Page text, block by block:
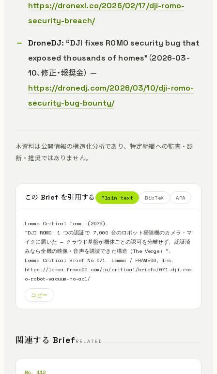
https://dronexl.co/2026/02/17/dji-romo-
security-breach/
DroneDJ: “DJI fixes ROMO security bug that
exposed thousands of homes”（2026-03-
10、修正・報奨金） —
https://dronedj.com/2026/03/10/dji-romo-
security-bug-bounty/
本資料は公開情報の構造化分析であり、特定組織への監査・診
断・推奨ではありません。
この Brief を引用する Plain text BibTeX APA
Lemma Critical Team. (2026).
"DJI ROMO：1 つの認証で 7,000 台のロボット掃除機のカメラ・マ
イクに届いた — クラウド基盤が機体ごとの認可を分離せず、認証済
みなら全機の映像・音声を購読できた構造（The Verge）".
Lemma Critical Brief No.071. Lemma / FRAME00, Inc.
https://lemma.frame00.com/ja/critical/briefs/071-dji-rom
o-robot-vacuum-no-acl/
コピー
関連する Brief RELATED
No. 112